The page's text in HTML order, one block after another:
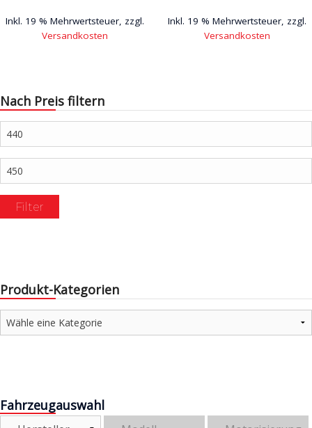
Inkl. 19 % Mehrwertsteuer, zzgl.
Versandkosten
Inkl. 19 % Mehrwertsteuer, zzgl.
Versandkosten
Nach Preis filtern
Min.
Preis
Max.
Preis
Filter
Produkt-Kategorien
Fahrzeugauswahl